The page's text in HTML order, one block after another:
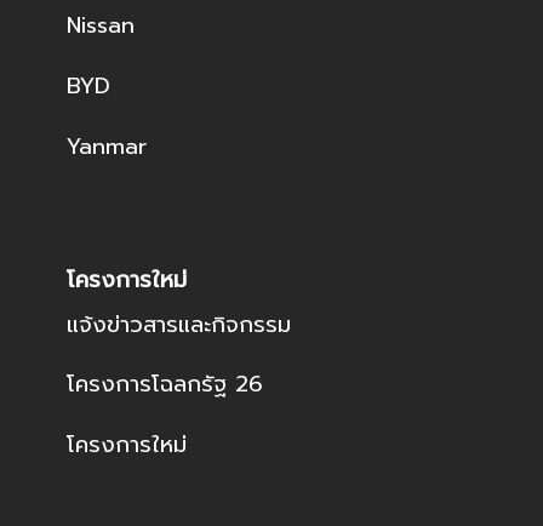
Nissan
BYD
Yanmar
โครงการใหม่
แจ้งข่าวสารและกิจกรรม
โครงการโฉลกรัฐ 26
โครงการใหม่